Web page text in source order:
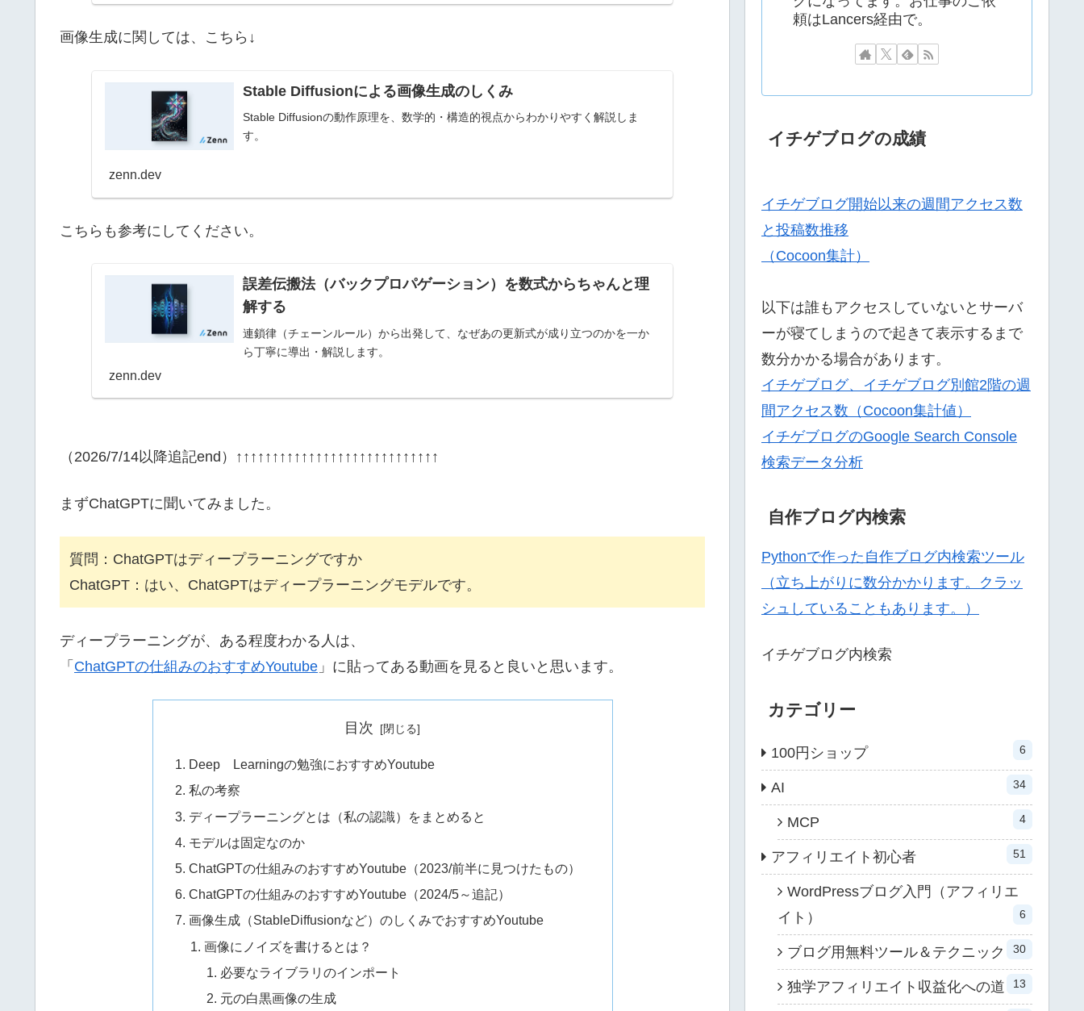
画像生成に関しては、こちら↓
Stable Diffusionによる画像生成のしくみ
Stable Diffusionの動作原理を、数学的・構造的視点からわかりやすく解説しま
す。
zenn.dev
こちらも参考にしてください。
誤差伝搬法（バックプロパゲーション）を数式からちゃんと理
解する
連鎖律（チェーンルール）から出発して、なぜあの更新式が成り立つのかを一か
ら丁寧に導出・解説します。
zenn.dev
（2026/7/14以降追記end）↑↑↑↑↑↑↑↑↑↑↑↑↑↑↑↑↑↑↑↑↑↑↑↑↑↑↑↑
まずChatGPTに聞いてみました。
質問：ChatGPTはディープラーニングですか
ChatGPT：はい、ChatGPTはディープラーニングモデルです。
ディープラーニングが、ある程度わかる人は、
「 ChatGPTの仕組みのおすすめYoutube 」に貼ってある動画を見ると良いと思います。
目次
Deep Learningの勉強におすすめYoutube
私の考察
ディープラーニングとは（私の認識）をまとめると
モデルは固定なのか
ChatGPTの仕組みのおすすめYoutube（2023/前半に見つけたもの）
ChatGPTの仕組みのおすすめYoutube（2024/5～追記）
画像生成（StableDiffusionなど）のしくみでおすすめYoutube
画像にノイズを書けるとは？
必要なライブラリのインポート
元の白黒画像の生成
頼はLancers経由で。
イチゲブログの成績
イチゲブログ開始以来の週間アクセス数
と投稿数推移
（Cocoon集計）
以下は誰もアクセスしていないとサーバ
ーが寝てしまうので起きて表示するまで
数分かかる場合があります。
イチゲブログ、イチゲブログ別館2階の週
間アクセス数（Cocoon集計値）
イチゲブログのGoogle Search Console
検索データ分析
自作ブログ内検索
Pythonで作った自作ブログ内検索ツール
（立ち上がりに数分かかります。クラッ
シュしていることもあります。）
イチゲブログ内検索
カテゴリー
100円ショップ 6
AI 34
MCP 4
アフィリエイト初心者 51
WordPressブログ入門（アフィリエ
イト）
6
ブログ用無料ツール＆テクニック 30
独学アフィリエイト収益化への道 13